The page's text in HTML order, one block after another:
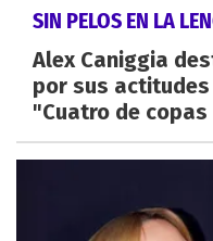
SIN PELOS EN LA
Alex Caniggia
por sus actitudes
"Cuatro de